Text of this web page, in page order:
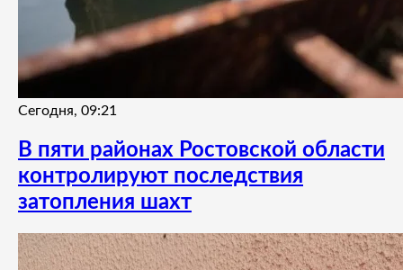
Сегодня, 09:21
В пяти районах Ростовской области
контролируют последствия
затопления шахт